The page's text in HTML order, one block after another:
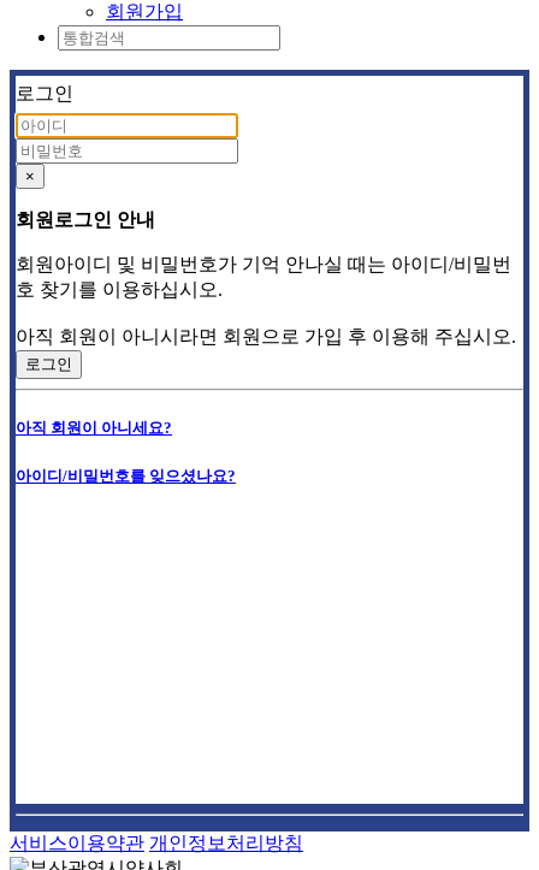
회원가입
로그인
×
회원로그인 안내
회원아이디 및 비밀번호가 기억 안나실 때는 아이디/비밀번
호 찾기를 이용하십시오.
아직 회원이 아니시라면 회원으로 가입 후 이용해 주십시오.
로그인
아직 회원이 아니세요?
아이디/비밀번호를 잊으셨나요?
서비스이용약관 개인정보처리방침